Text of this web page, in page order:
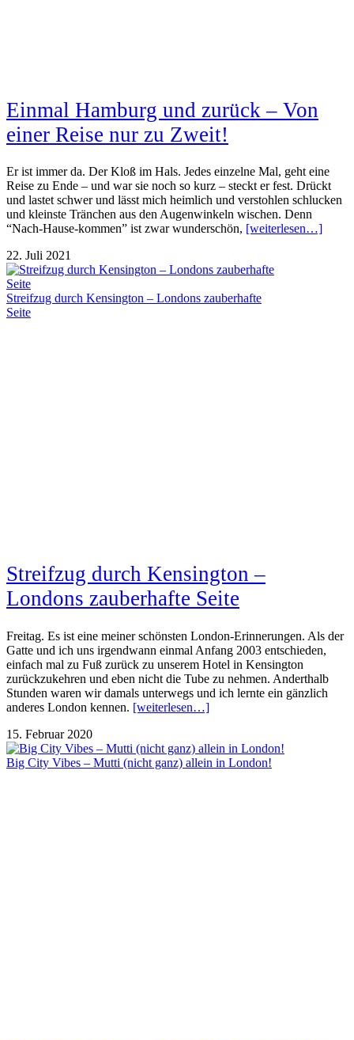
Einmal Hamburg und zurück – Von
einer Reise nur zu Zweit!
Er ist immer da. Der Kloß im Hals. Jedes einzelne Mal, geht eine
Reise zu Ende – und war sie noch so kurz – steckt er fest. Drückt
und lastet schwer und lässt mich heimlich und verstohlen schlucken
und kleinste Tränchen aus den Augenwinkeln wischen. Denn
“Nach-Hause-kommen” ist zwar wunderschön, [weiterlesen…]
22. Juli 2021
Streifzug durch Kensington – Londons zauberhafte
Seite
Streifzug durch Kensington –
Londons zauberhafte Seite
Freitag. Es ist eine meiner schönsten London-Erinnerungen. Als der
Gatte und ich uns irgendwann einmal Anfang 2003 entschieden,
einfach mal zu Fuß zurück zu unserem Hotel in Kensington
zurückzukehren und eben nicht die Tube zu nehmen. Anderthalb
Stunden waren wir damals unterwegs und ich lernte ein gänzlich
anderes London kennen. [weiterlesen…]
15. Februar 2020
Big City Vibes – Mutti (nicht ganz) allein in London!